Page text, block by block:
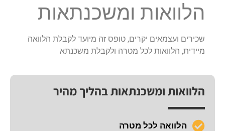
הלוואות ומשכנתאות
שכירים ועצמאים יקרים, טופס זה מיועד לקבלת הלוואה
מיידית, הלוואות לכל מטרה ולקבלת משכנתא
הלוואות ומשכנתאות בהליך מהיר
הלוואה לכל מטרה